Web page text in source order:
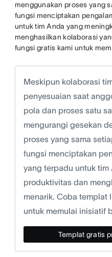
menggunakan proses yang
fungsi menciptakan
untuk tim Anda yang
menghasilkan kolaborasi
fungsi gratis kami untuk
Meskipun kolaborasi
penyesuaian saat
pola dan proses satu
mengurangi gesekan
proses yang sama
fungsi menciptakan
yang terpadu untuk tim
produktivitas dan
menarik. Coba templat
untuk memulai inisiatif
Templat gratis